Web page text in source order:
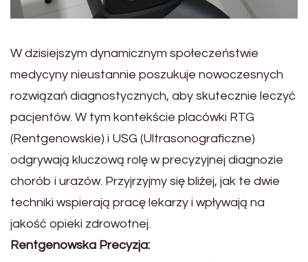
W dzisiejszym dynamicznym społeczeństwie
medycyny nieustannie poszukuje nowoczesnych
rozwiązań diagnostycznych, aby skutecznie leczyć
pacjentów. W tym kontekście placówki RTG
(Rentgenowskie) i USG (Ultrasonograficzne)
odgrywają kluczową rolę w precyzyjnej diagnozie
chorób i urazów. Przyjrzyjmy się bliżej, jak te dwie
techniki wspierają pracę lekarzy i wpływają na
jakość opieki zdrowotnej.
Rentgenowska Precyzja: